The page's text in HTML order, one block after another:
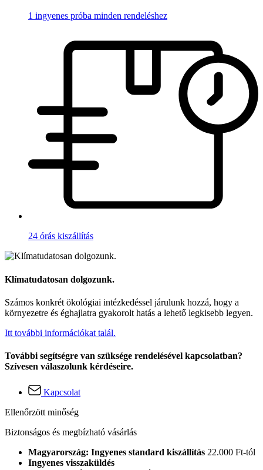
1 ingyenes próba minden rendeléshez
24 órás kiszállítás
Klímatudatosan dolgozunk.
Számos konkrét ökológiai intézkedéssel járulunk hozzá, hogy a
környezetre és éghajlatra gyakorolt hatás a lehető legkisebb legyen.
Itt további információkat talál.
További segítségre van szüksége rendelésével kapcsolatban?
Szívesen válaszolunk kérdéseire.
Kapcsolat
Ellenőrzött minőség
Biztonságos és megbízható vásárlás
Magyarország: Ingyenes standard kiszállítás 22.000 Ft-tól
Ingyenes visszaküldés